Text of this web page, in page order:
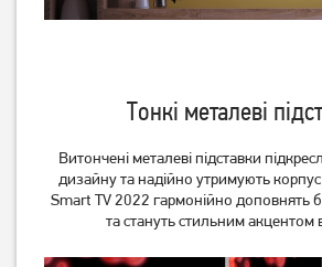
Телевізор Romsat
74 839
Тонкі металеві
Витончені металеві підставки
дизайну та надійно утримують
Smart TV 2022 гармонійно доповнять
та стануть стильним акцентом